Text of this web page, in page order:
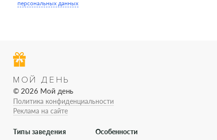
персональных данных
МОЙ ДЕНЬ
© 2026 Мой день
Политика конфиденциальности
Реклама на сайте
Типы заведения Особенности